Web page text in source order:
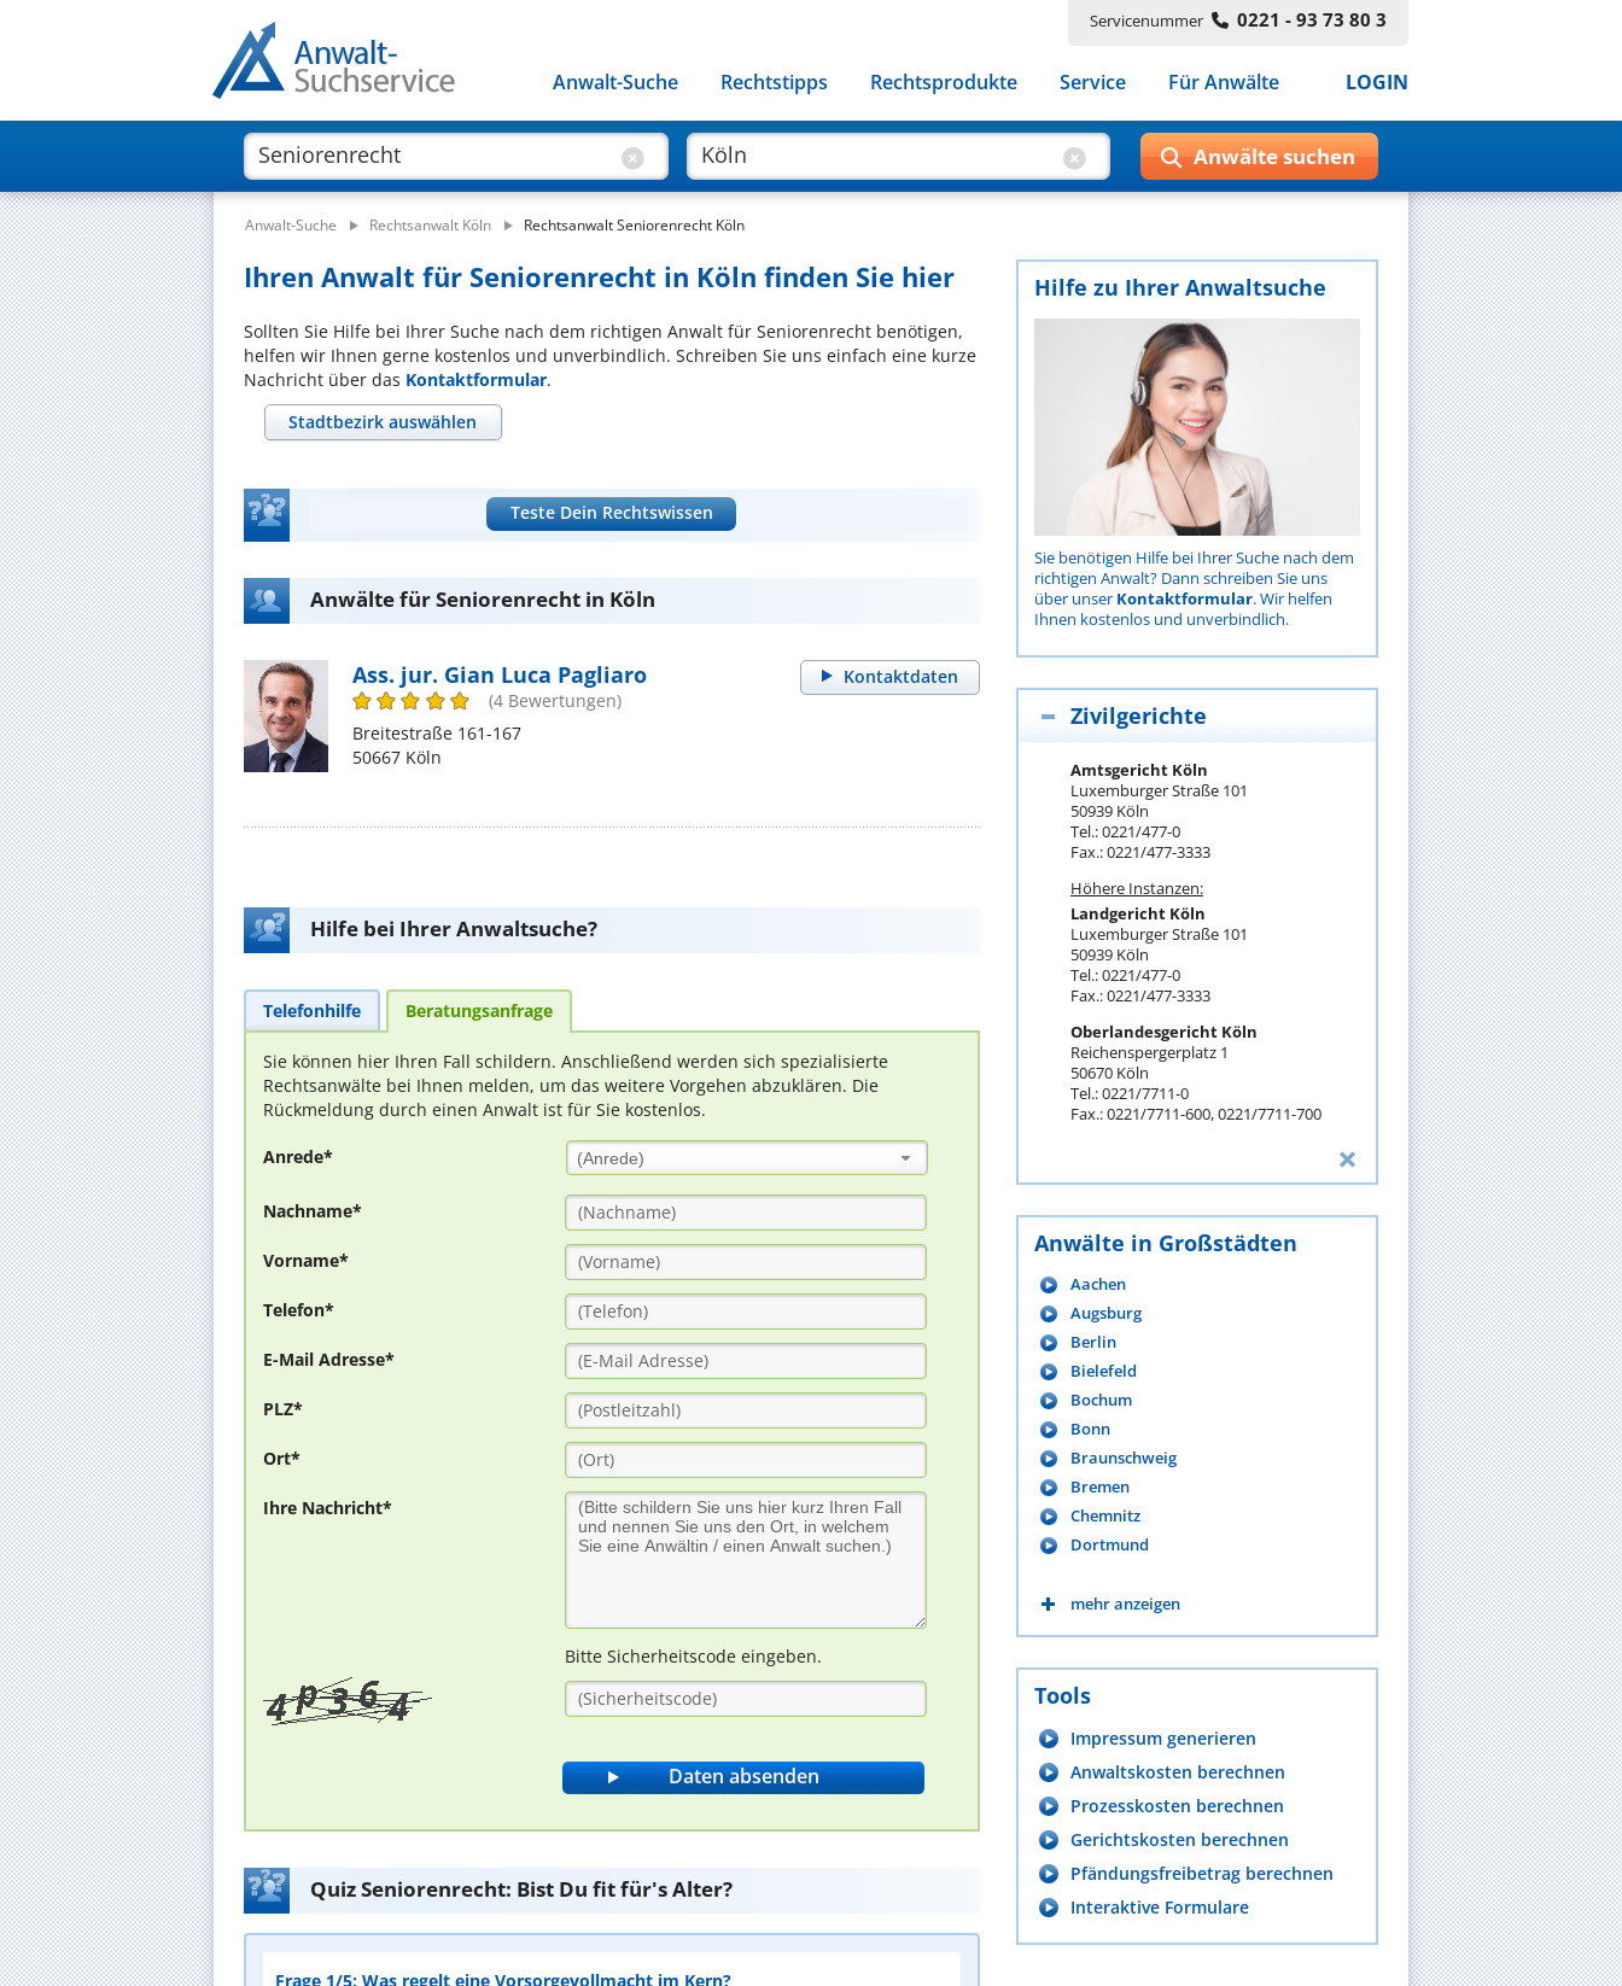
Servicenummer 0221 - 93 73 80 3
Anwalt-Suche Rechtstipps Rechtsprodukte Service Für Anwälte LOGIN
Anwalt-Suche Rechtsanwalt Köln Rechtsanwalt Seniorenrecht Köln
Ihren Anwalt für Seniorenrecht in Köln finden Sie hier
Sollten Sie Hilfe bei Ihrer Suche nach dem richtigen Anwalt für Seniorenrecht benötigen,
helfen wir Ihnen gerne kostenlos und unverbindlich. Schreiben Sie uns einfach eine kurze
Nachricht über das Kontaktformular.
Stadtbezirk auswählen
Teste Dein Rechtswissen
Anwälte für Seniorenrecht in Köln
Kontaktdaten
Ass. jur. Gian Luca Pagliaro
(4 Bewertungen)
Breitestraße 161-167
50667 Köln
Hilfe bei Ihrer Anwaltsuche?
Telefonhilfe Beratungsanfrage
Sie können hier Ihren Fall schildern. Anschließend werden sich spezialisierte
Rechtsanwälte bei Ihnen melden, um das weitere Vorgehen abzuklären. Die
Rückmeldung durch einen Anwalt ist für Sie kostenlos.
Anrede* (Anrede)
Nachname*
Vorname*
Telefon*
E-Mail Adresse*
PLZ*
Ort*
Ihre Nachricht*
Bitte Sicherheitscode eingeben.
Quiz Seniorenrecht: Bist Du fit für's Alter?
Frage 1/5: Was regelt eine Vorsorgevollmacht im Kern?
Hilfe zu Ihrer Anwaltsuche
Sie benötigen Hilfe bei Ihrer Suche nach dem
richtigen Anwalt? Dann schreiben Sie uns
über unser Kontaktformular. Wir helfen
Ihnen kostenlos und unverbindlich.
Zivilgerichte
Amtsgericht Köln
Luxemburger Straße 101
50939 Köln
Tel.: 0221/477-0
Fax.: 0221/477-3333
Höhere Instanzen:
Landgericht Köln
Luxemburger Straße 101
50939 Köln
Tel.: 0221/477-0
Fax.: 0221/477-3333
Oberlandesgericht Köln
Reichenspergerplatz 1
50670 Köln
Tel.: 0221/7711-0
Fax.: 0221/7711-600, 0221/7711-700
Anwälte in Großstädten
Aachen
Augsburg
Berlin
Bielefeld
Bochum
Bonn
Braunschweig
Bremen
Chemnitz
Dortmund
mehr anzeigen
Tools
Impressum generieren
Anwaltskosten berechnen
Prozesskosten berechnen
Gerichtskosten berechnen
Pfändungsfreibetrag berechnen
Interaktive Formulare